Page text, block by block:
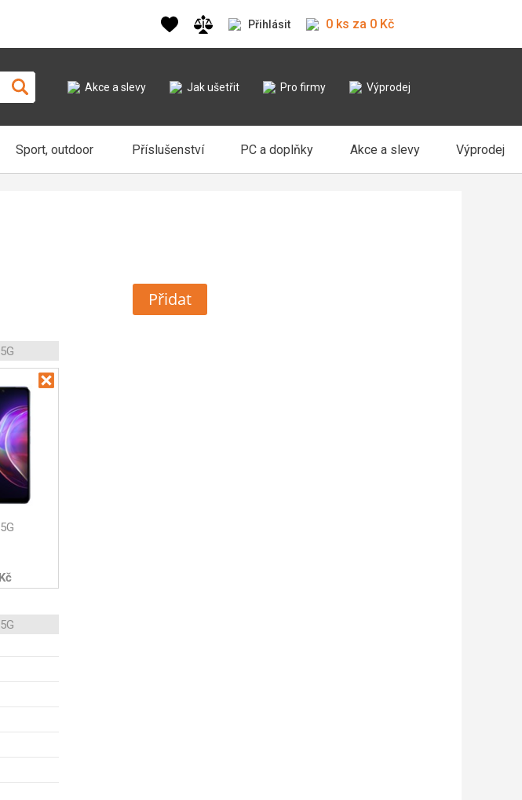
Přihlásit 0 ks za 0 Kč
Akce a slevy Jak ušetřit Pro firmy Výprodej
Sport, outdoor Příslušenství PC a doplňky Akce a slevy Výprodej
Přidat